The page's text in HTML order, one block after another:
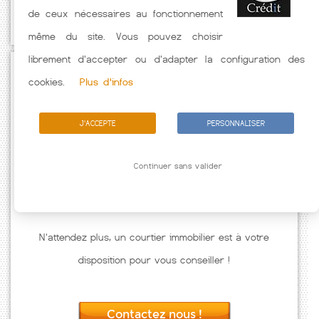
caractéristiques de l'emprunteur.
N'attendez plus, un courtier immobilier est à votre
disposition pour vous conseiller !
Contactez nous !
de ceux nécessaires au fonctionnement
même du site. Vous pouvez choisir
librement d'accepter ou d'adapter la configuration des
cookies.
Plus d'infos
J'ACCEPTE PERSONNALISER
Continuer sans valider